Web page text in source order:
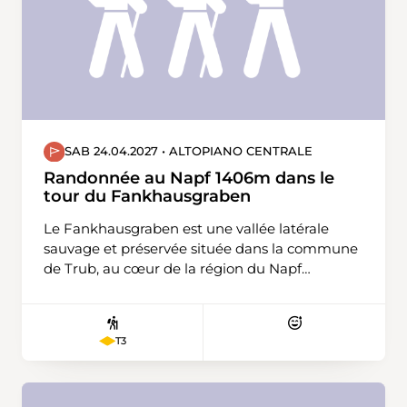
SAB 24.04.2027 • ALTOPIANO CENTRALE
Randonnée au Napf 1406m dans le
tour du Fankhausgraben
Le Fankhausgraben est une vallée latérale
sauvage et préservée située dans la commune
de Trub, au cœur de la région du Napf
l'érosion hydraulique, la région n'ayant pas été
recouverte par les glaciers lors de la dernière
c'est une boucle de crête plus exigeante qui
T3